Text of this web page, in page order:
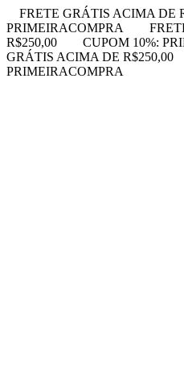
FRETE GRÁTIS ACIMA DE
PRIMEIRACOMPRA
R$250,00
CUPOM 10%:
GRÁTIS ACIMA DE R$250,00
PRIMEIRACOMPRA